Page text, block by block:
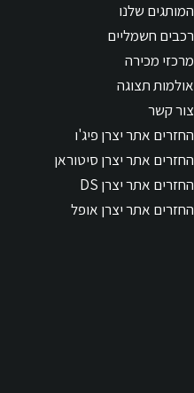
המותגים שלנו
רכבים חשמליים
מרכזי מכירה
אולמות תצוגה
צור קשר
החזרים אתר יצרן פיג'ו
החזרים אתר יצרן סיטוראן
החזרים אתר יצרן DS
החזרים אתר יצרן אופל